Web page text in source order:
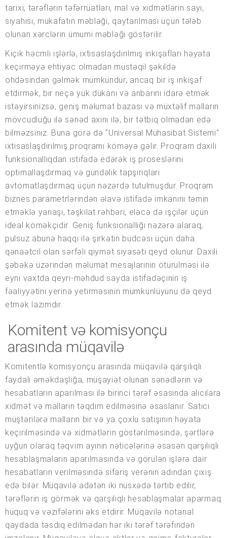
tarixi, tərəflərin təfərrüatları, mal və xidmətlərin sayı,
siyahısı, mükafatın məbləği, qaytarılması üçün tələb
olunan xərclərin ümumi məbləği göstərilir.
Kiçik həcmli işlərlə, ixtisaslaşdırılmış inkişafları həyata
keçirməyə ehtiyac olmadan müstəqil şəkildə
öhdəsindən gəlmək mümkündür, ancaq bir iş inkişaf
etdirmək, bir neçə yük dükanı və anbarını idarə etmək
istəyirsinizsə, geniş məlumat bazası və müxtəlif malların
mövcudluğu ilə sənəd axını ilə, bir tətbiq olmadan edə
bilməzsiniz. Buna görə də "Universal Mühasibat Sistemi"
ixtisaslaşdırılmış proqramı köməyə gəlir. Proqram daxili
funksionallıqdan istifadə edərək iş proseslərini
optimallaşdırmaq və gündəlik tapşırıqları
avtomatlaşdırmaq üçün nəzərdə tutulmuşdur. Proqram
biznes parametrlərindən əlavə istifadə imkanını təmin
etməklə yanaşı, təşkilat rəhbəri, eləcə də işçilər üçün
ideal köməkçidir. Geniş funksionallığı nəzərə alaraq,
pulsuz abunə haqqı ilə şirkətin büdcəsi üçün daha
qənaətcil olan sərfəli qiymət siyasəti qeyd olunur. Daxili
şəbəkə üzərindən məlumat mesajlarının ötürülməsi ilə
eyni vaxtda qeyri-məhdud sayda istifadəçinin iş
fəaliyyətini yerinə yetirməsinin mümkünlüyünü də qeyd
etmək lazımdır.
Komitent və komisyonçu
arasında müqavilə
Komitentlə komisyonçu arasında müqavilə qarşılıqlı
faydalı əməkdaşlığa, müşayiət olunan sənədlərin və
hesabatların aparılması ilə birinci tərəf əsasında alıcılara
xidmət və malların təqdim edilməsinə əsaslanır. Satıcı
müştərilərə malların bir və ya çoxlu satışının həyata
keçirilməsində və xidmətlərin göstərilməsində, şərtlərə
uyğun olaraq təqvim ayının nəticələrinə əsasən qarşılıqlı
hesablaşmaların aparılmasında və görülən işlərə dair
hesabatların verilməsində sifariş verənin adından çıxış
edə bilər. Müqavilə adətən iki nüsxədə tərtib edilir,
tərəflərin iş görmək və qarşılıqlı hesablaşmalar aparmaq
hüquq və vəzifələrini əks etdirir. Müqavilə notarial
qaydada təsdiq edilmədən hər iki tərəf tərəfindən